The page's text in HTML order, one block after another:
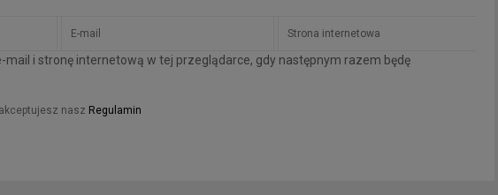
mail i stronę internetową w tej przeglądarce, gdy następnym razem będę
nasz Regulamin